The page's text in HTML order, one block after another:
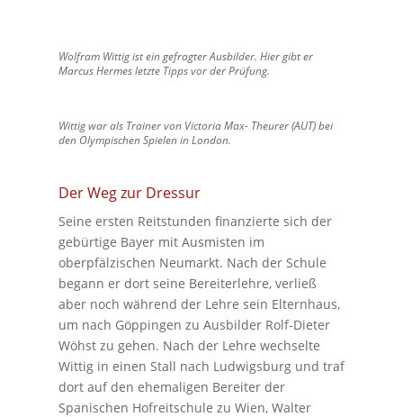
Wolfram Wittig ist ein gefragter Ausbilder. Hier gibt er
Marcus Hermes letzte Tipps vor der Prüfung.
Wittig war als Trainer von Victoria Max- Theurer (AUT) bei
den Olympischen Spielen in London.
Der Weg zur Dressur
Seine ersten Reitstunden finanzierte sich der
gebürtige Bayer mit Ausmisten im
oberpfälzischen Neumarkt. Nach der Schule
begann er dort seine Bereiterlehre, verließ
aber noch während der Lehre sein Elternhaus,
um nach Göppingen zu Ausbilder Rolf-Dieter
Wöhst zu gehen. Nach der Lehre wechselte
Wittig in einen Stall nach Ludwigsburg und traf
dort auf den ehemaligen Bereiter der
Spanischen Hofreitschule zu Wien, Walter